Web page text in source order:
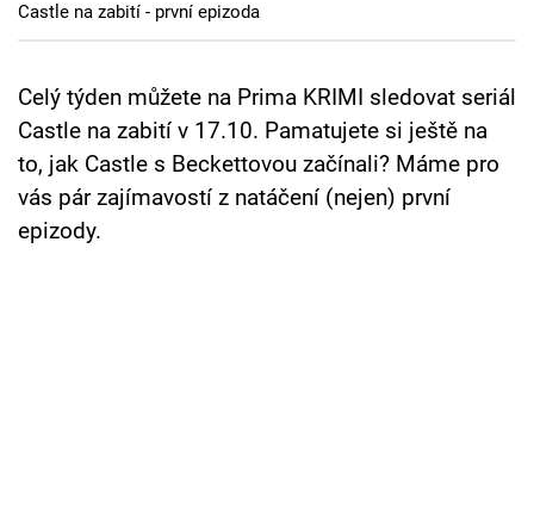
TV Program
Sledujte prima+
Přihlášení
Castle na zabití - první epizoda
Celý týden můžete na Prima KRIMI sledovat seriál
Castle na zabití v 17.10. Pamatujete si ještě na
to, jak Castle s Beckettovou začínali? Máme pro
vás pár zajímavostí z natáčení (nejen) první
epizody.